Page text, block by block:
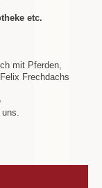
etc.
mit Pferden,
Frechdachs